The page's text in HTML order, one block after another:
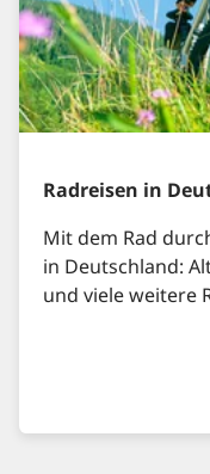
Radreisen in
Mit dem Rad
in Deutschland:
und viele weitere